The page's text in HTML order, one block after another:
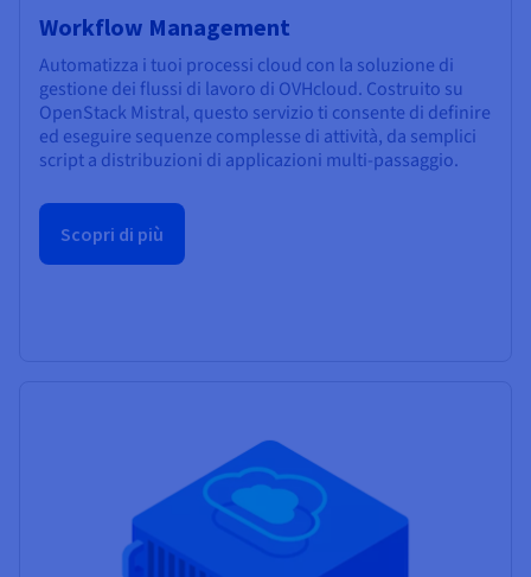
Workflow Management
Automatizza i tuoi processi cloud con la soluzione di
gestione dei flussi di lavoro di OVHcloud. Costruito su
OpenStack Mistral, questo servizio ti consente di definire
ed eseguire sequenze complesse di attività, da semplici
script a distribuzioni di applicazioni multi-passaggio.
Scopri di più